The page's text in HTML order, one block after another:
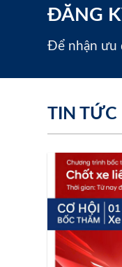
ĐĂNG
Để nhận ưu
TIN TỨC